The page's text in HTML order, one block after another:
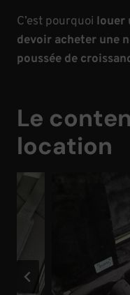
C’est pourquoi louer
devoir acheter une
poussée de
Le
location